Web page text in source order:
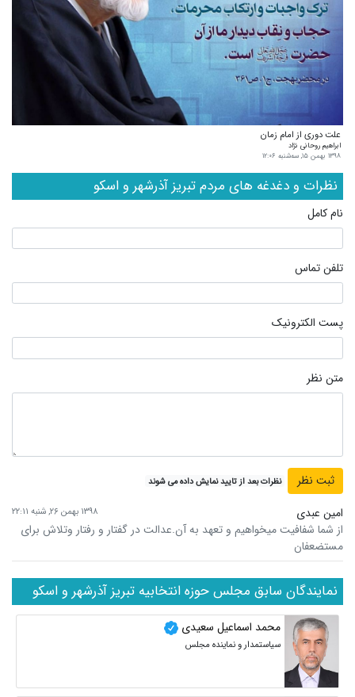
علت دوری از امام زمان
ابراهیم روحانی نژاد
۱۳۹۸ بهمن ۱۵, سه‌شنبه ۱۲:۰۶
نظرات و دغدغه های مردم تبریز آذرشهر و اسکو
نام کامل
تلفن تماس
پست الکترونیک
متن نظر
نظرات بعد از تایید نمایش داده می شوند
امین عبدی ۱۳۹۸ بهمن ۲۶, شنبه ۲۲:۱۱
از شما شفافیت میخواهیم و تعهد به آن.عدالت در گفتار و رفتار وتلاش برای
مستضعفان
نمایندگان سابق مجلس حوزه انتخابیه تبریز آذرشهر و اسکو
محمد اسماعیل سعیدی
سیاستمدار و نماینده مجلس